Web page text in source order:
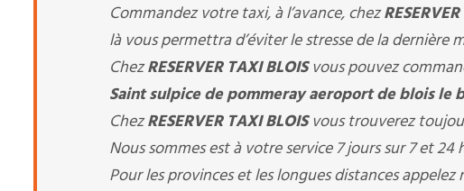
Commandez votre taxi, à l’avance, chez
là vous permettra d’éviter le stresse de la dernière
ChezRESERVER TAXI BLOISvous pouvez
Saint sulpice de pommeray aeroport de blois le
ChezRESERVER TAXI BLOISvous trouverez
Nous sommes est à votre service 7 jours sur 7 et 24
Pour les provinces et les longues distances